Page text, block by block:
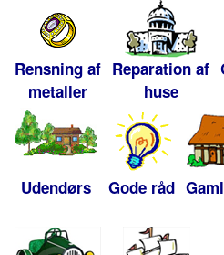
Rensning af
metaller
Reparation af
huse
Udendørs Gode råd